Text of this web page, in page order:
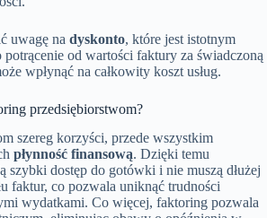
uwagę na dyskonto, które jest istotnym
od wartości faktury za świadczoną
wpłynąć na całkowity koszt usług.
przedsiębiorstwom?
szereg korzyści, przede wszystkim
płynność finansową. Dzięki temu
szybki dostęp do gotówki i nie muszą dłużej
faktur, co pozwala uniknąć trudności
wydatkami. Co więcej, faktoring pozwala